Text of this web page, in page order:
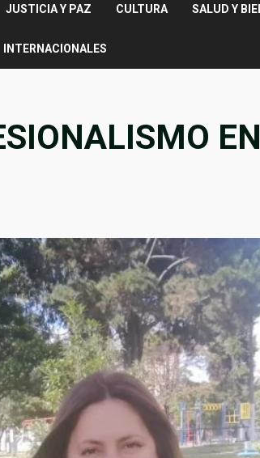
JUSTICIA Y PAZ CULTURA SALUD Y
INTERNACIONALES